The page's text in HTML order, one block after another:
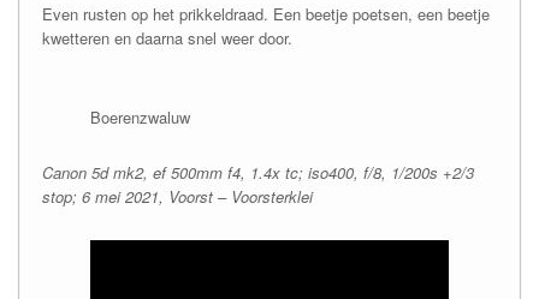
Even rusten op het prikkeldraad. Een beetje poetsen, een beetje
kwetteren en daarna snel weer door.
Boerenzwaluw
Canon 5d mk2, ef 500mm f4, 1.4x tc; iso400, f/8, 1/200s +2/3
stop; 6 mei 2021, Voorst – Voorsterklei